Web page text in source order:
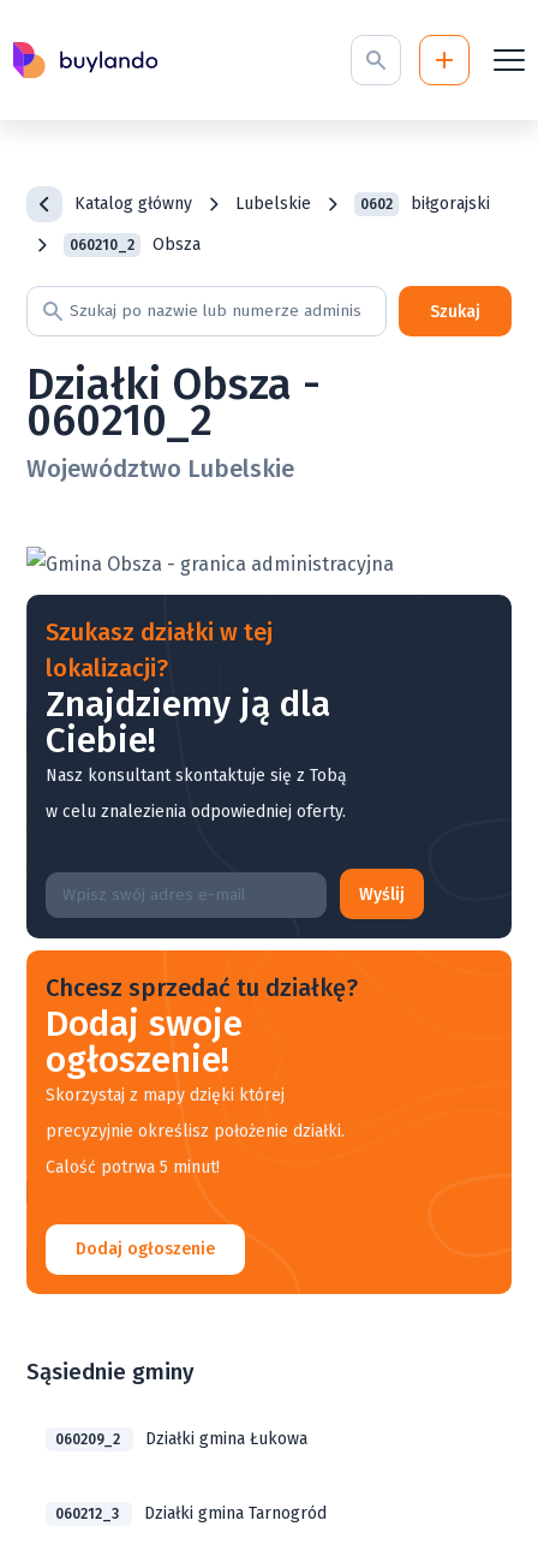
Katalog główny Lubelskie 0602 biłgorajski
060210_2 Obsza
Szukaj
Działki Obsza -
060210_2
Województwo Lubelskie
Szukasz działki w tej
lokalizacji?
Znajdziemy ją dla
Ciebie!
Nasz konsultant skontaktuje się z Tobą
w celu znalezienia odpowiedniej oferty.
Wyślij
Chcesz sprzedać tu działkę?
Dodaj swoje
ogłoszenie!
Skorzystaj z mapy dzięki której
precyzyjnie określisz położenie działki.
Calość potrwa 5 minut!
Dodaj ogłoszenie
Sąsiednie gminy
060209_2 Działki gmina Łukowa
060212_3 Działki gmina Tarnogród